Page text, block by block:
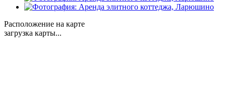
Расположение на карте
загрузка карты...